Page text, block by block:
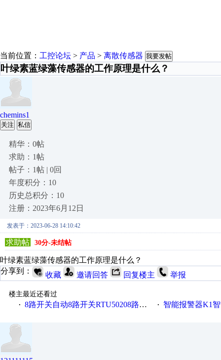
当前位置： 工控论坛 > 产品 > 离散传感器 我要发帖
叶绿素蓝绿藻传感器的工作原理是什么？
chemins1
关注 私信
精华：0帖
求助：1帖
帖子：1帖 | 0回
年度积分：10
历史总积分：10
注册：2023年6月12日
发表于：2023-06-28 14:10:42
求助帖 30分-未结帖
叶绿素蓝绿藻传感器的工作原理是什么？
分享到：
收藏 邀请回答 回复楼主 举报
楼主最近还看过
· 8路开关自动8路开关RTU50208路开关金鸽RTU5021 · 智能报警器K1智能